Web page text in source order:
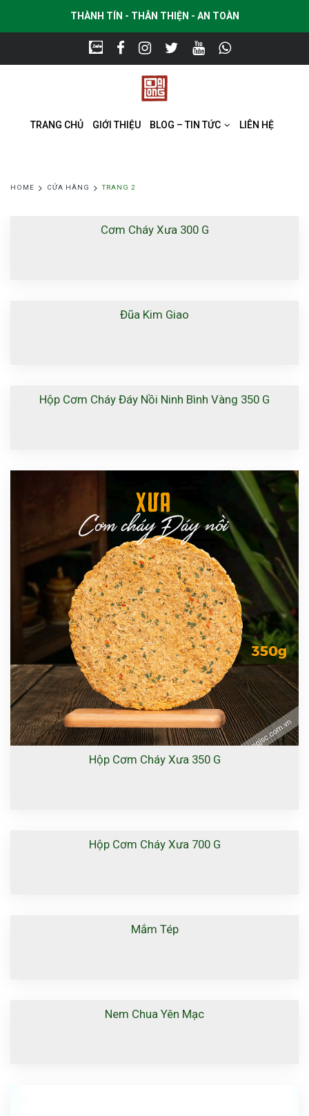
THÀNH TÍN - THÂN THIỆN - AN TOÀN
TRANG CHỦ GIỚI THIỆU BLOG – TIN TỨC LIÊN HỆ
HOME CỬA HÀNG TRANG 2
Cơm Cháy Xưa 300 G
Đũa Kim Giao
Hộp Cơm Cháy Đáy Nồi Ninh Bình Vàng 350 G
Hộp Cơm Cháy Xưa 350 G
Hộp Cơm Cháy Xưa 700 G
Mắm Tép
Nem Chua Yên Mạc